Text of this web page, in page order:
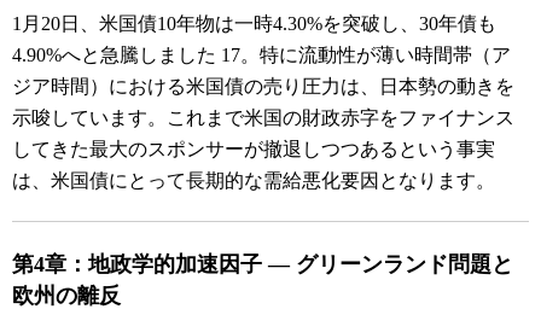
1月20日、米国債10年物は一時4.30%を突破し、30年債も
4.90%へと急騰しました 17。特に流動性が薄い時間帯（ア
ジア時間）における米国債の売り圧力は、日本勢の動きを
示唆しています。これまで米国の財政赤字をファイナンス
してきた最大のスポンサーが撤退しつつあるという事実
は、米国債にとって長期的な需給悪化要因となります。
第4章：地政学的加速因子 ― グリーンランド問題と
欧州の離反